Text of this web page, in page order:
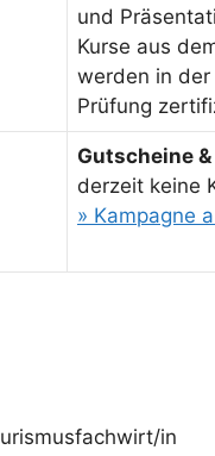
und
Kurse aus
werden in der
Prüfung
Gutscheine
derzeit keine
» Kampagne
in